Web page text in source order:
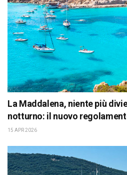
La Maddalena, niente più
notturno: il nuovo
15 APR 2026